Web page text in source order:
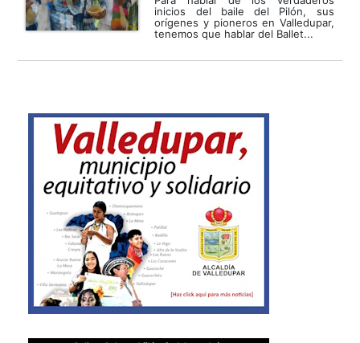
inicios del baile del Pilón, sus
orígenes y pioneros en Valledupar,
tenemos que hablar del Ballet...